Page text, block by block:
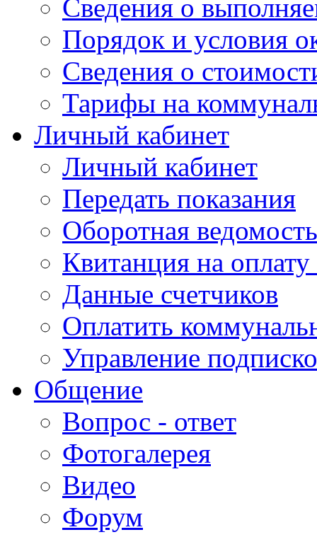
Сведения о
Порядок и условия
Сведения о
Тарифы на
Личный кабинет
Личный кабинет
Передать показания
Оборотная ведомость
Квитанция на
Данные счетчиков
Оплатить
Управление
Общение
Вопрос - ответ
Фотогалерея
Видео
Форум